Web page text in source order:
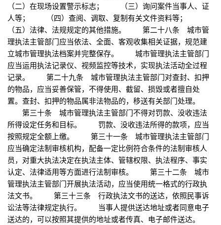
（二）在现场设置警示标志； （三）询问案件当事人、证
人等； （四）查阅、调取、复制有关文件资料等；
（五）法律、法规规定的其他措施。 第二十八条 城市管
理执法主管部门应当依法、全面、客观收集相关证据，规范建
立城市管理执法档案并完整保存。 城市管理执法主管部门
应当运用执法记录仪、视频监控等技术，实现执法活动全过程
记录。 第二十九条 城市管理执法主管部门对查封、扣押
的物品，应当妥善保管，不得使用、截留、损毁或者擅自处
置。查封、扣押的物品属非法物品的，移送有关部门处理。
第三十条 城市管理执法主管部门不得对罚款、没收违法
所得设定任务和目标。 罚款、没收违法所得的款项，应当
按照规定全额上缴。 第三十一条 城市管理执法主管部门
应当确定法制审核机构，配备一定比例符合条件的法制审核人
员，对重大执法决定在执法主体、管辖权限、执法程序、事实
认定、法律适用等方面进行法制审核。 第三十二条 城市
管理执法主管部门开展执法活动，应当使用统一格式的行政执
法文书。 第三十三条 行政执法文书的送达，依照民事诉
讼法等法律规定执行。 当事人提供送达地址或者同意电子
送达的，可以按照其提供的地址或者传真、电子邮件送达。